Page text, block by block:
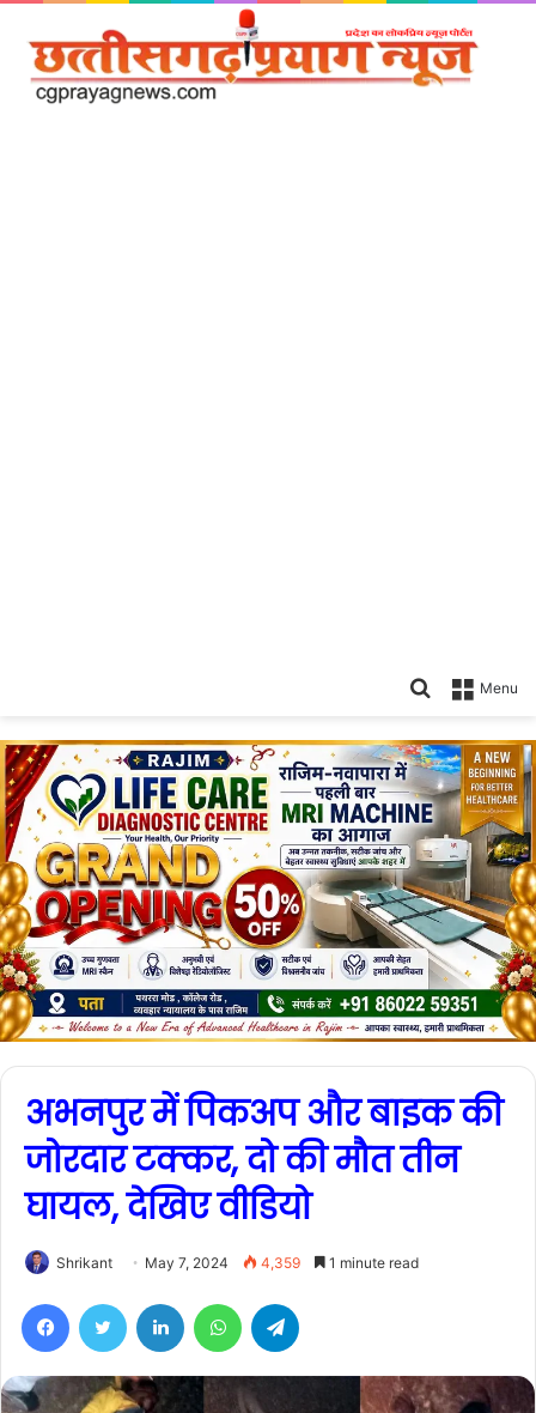
Menu
Search
अभनपुर में पिकअप और बाइक की
जोरदार टक्कर, दो की मौत तीन
घायल, देखिए वीडियो
Shrikant May 7, 2024 4,359 1 minute read